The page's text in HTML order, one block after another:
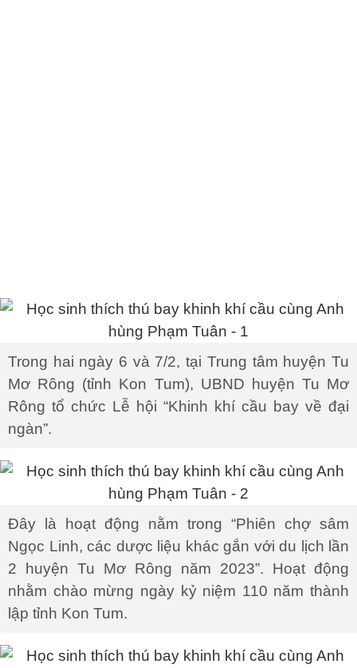
Trong hai ngày 6 và 7/2, tại Trung tâm huyện Tu
Mơ Rông (tỉnh Kon Tum), UBND huyện Tu Mơ
Rông tổ chức Lễ hội “Khinh khí cầu bay về đại
ngàn”.
Đây là hoạt động nằm trong “Phiên chợ sâm
Ngọc Linh, các dược liệu khác gắn với du lịch lần
2 huyện Tu Mơ Rông năm 2023”. Hoạt động
nhằm chào mừng ngày kỷ niệm 110 năm thành
lập tỉnh Kon Tum.